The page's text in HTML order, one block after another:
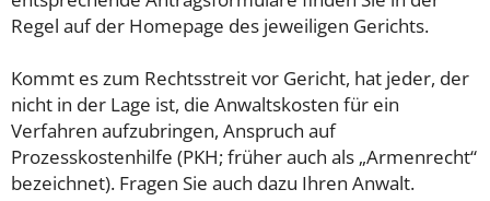
Regel auf der Homepage des jeweiligen Gerichts.
Kommt es zum Rechtsstreit vor Gericht, hat jeder, der
nicht in der Lage ist, die Anwaltskosten für ein
Verfahren aufzubringen, Anspruch auf
Prozesskostenhilfe (PKH; früher auch als „Armenrecht“
bezeichnet). Fragen Sie auch dazu Ihren Anwalt.